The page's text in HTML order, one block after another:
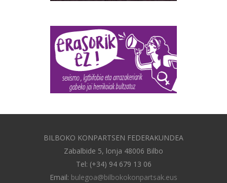
BILBOKO KONPARTSEN FEDERAKUNDEA
Zabalbide 5, lonja 48006 Bilbo
Tel: (+34) 94 679 13 06
Email: bulegoa@bilbokokonpartsak.eus